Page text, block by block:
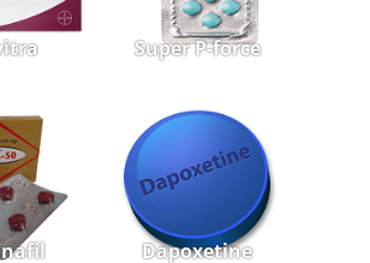
Super P-force
Dapoxetine